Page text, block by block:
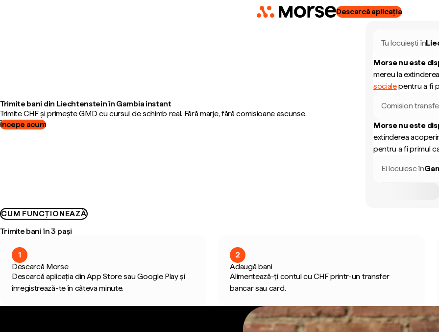
Descarcă aplicația
Trimite bani din Liechtenstein în Gambia instant
Trimite CHF și primește GMD cu cursul de schimb real. Fără marje, fără comisioane ascunse.
Începe acum
Tu locuiești în
Morse nu este
mereu la
socialepentru a fi
Comision
Morse nu este
extinderea
pentru a fi primul
Ei locuiesc în
CUM FUNCȚIONEAZĂ
Trimite bani în 3 pași
1
Descarcă Morse
Descarcă aplicația din App Store sau Google Play și
înregistrează-te în câteva minute.
2
Adaugă bani
Alimentează-ți contul cu CHF printr-un transfer
bancar sau card.